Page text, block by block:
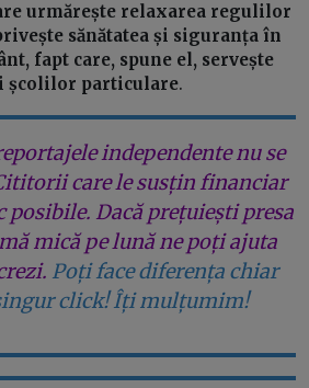
urmărește relaxarea regulilor
sănătatea și siguranța în
fapt care, spune el, servește
școlilor particulare.
independente nu se
care le susțin financiar
posibile. Dacă prețuiești presa
mică pe lună ne poți ajuta
Poți face diferența chiar
click! Îți mulțumim!